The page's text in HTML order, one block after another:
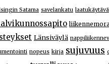
Satama savelankatu laatukäytävä
Länsiväylä
nopeus kirja sujuvuus